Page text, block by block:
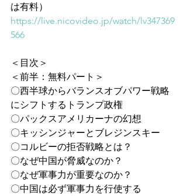
は有料）
https://live.nicovideo.jp/watch/lv347369
566
＜目次＞
＜前半：無料パート＞
〇西半球からバランスオブパワー戦略
にシフトするトランプ政権
〇パックスアメリカーナの幻想
〇キッシンジャーとブレジンスキー
〇コルビーの拒否戦略とは？
〇なぜ中国が脅威なのか？
〇なぜ軍事力が重要なのか？
〇中国は必ず軍事力を行使する